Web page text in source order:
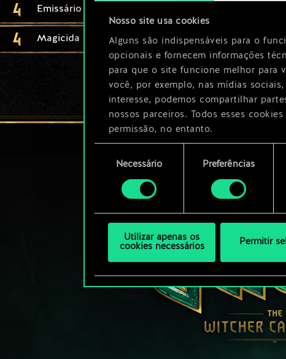
Nosso site usa cookies
Alguns são indispensáveis para o
opcionais e fornecem informações
para que o site funcione melhor para
você, por exemplo, nas mídias
interesse, podemos compartilhar
nossos parceiros. Todos esses
permissão, no entanto.
Você encontrará todos os detalhes
consentimento
Necessário Preferências
Utilizar apenas os
cookies necessários
Permitir
4 Emissário
4 Magicida x2